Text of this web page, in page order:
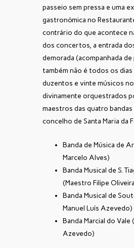
passeio sem pressa e uma
gastronómica no
contrário do que acontece
dos concertos, a entrada
demorada (acompanhada de
também não é todos os
duzentos e vinte músicos
divinamente orquestrados
maestros das quatro
concelho de Santa Maria da
Banda de Música de
Marcelo Alves)
Banda Musical de S.
(Maestro Filipe
Banda Musical de
Manuel Luís Azevedo)
Banda Marcial do
Azevedo)